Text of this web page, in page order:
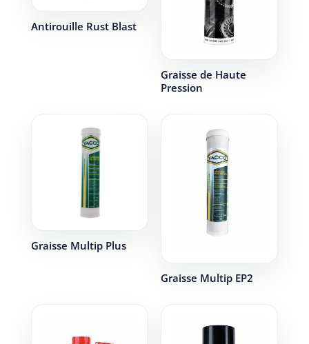
Antirouille Rust Blast
Graisse de Haute
Pression
Graisse Multip Plus
Graisse Multip EP2